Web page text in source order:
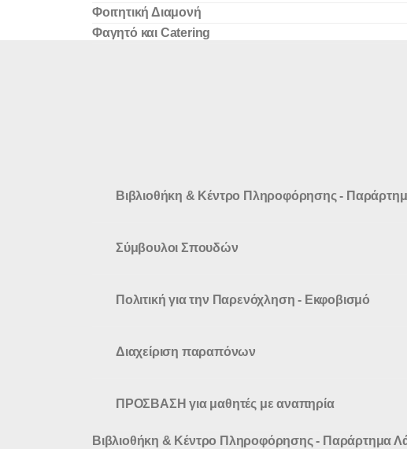
Φοιτητική Διαμονή
Φαγητό και Catering
Βιβλιοθήκη & Κέντρο Πληροφόρησης -
Σύμβουλοι Σπουδών
Πολιτική για την Παρενόχληση - Εκφοβισμό
Διαχείριση παραπόνων
ΠΡΟΣΒΑΣΗ για μαθητές με αναπηρία
Βιβλιοθήκη & Κέντρο Πληροφόρησης - Παράρτημα